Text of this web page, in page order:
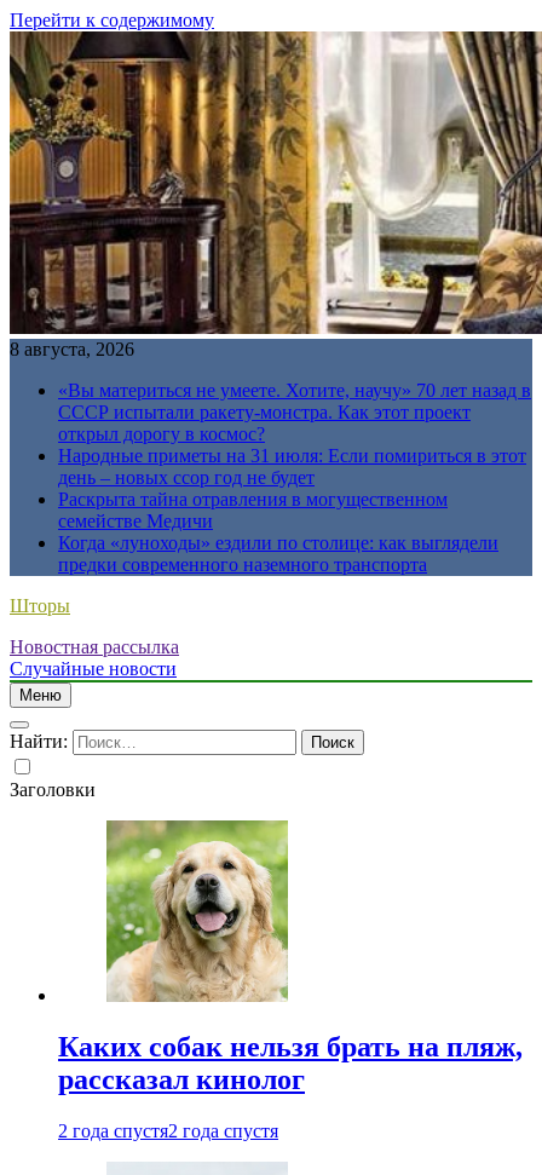
Перейти к содержимому
8 августа, 2026
«Вы материться не умеете. Хотите, научу» 70 лет назад в
СССР испытали ракету-монстра. Как этот проект
открыл дорогу в космос?
Народные приметы на 31 июля: Если помириться в этот
день – новых ссор год не будет
Раскрыта тайна отравления в могущественном
семействе Медичи
Когда «луноходы» ездили по столице: как выглядели
предки современного наземного транспорта
Шторы
Новостная рассылка
Случайные новости
Меню
Найти:
Заголовки
Каких собак нельзя брать на пляж,
рассказал кинолог
2 года спустя2 года спустя